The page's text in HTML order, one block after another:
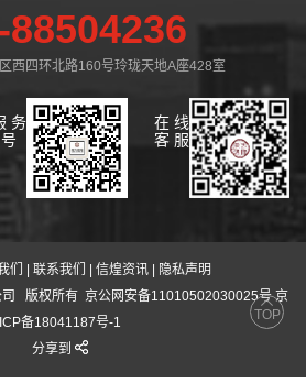
88504236
西四环北路160号玲珑天地A座428室
务
号
在 线
客 服
们 联系我们 信煌资讯
隐私声明
版权所有 京公网安备11010502030025号 京
ICP备18041187号-1
分享到
TOP